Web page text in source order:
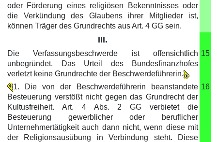
oder Förderung eines religiösen Bekenntnisses oder
die Verkündung des Glaubens ihrer Mitglieder ist,
können Träger des Grundrechts aus Art. 4 GG sein.
III.
Die Verfassungsbeschwerde ist offensichtlich
unbegründet. Das Urteil des Bundesfinanzhofes
verletzt keine Grundrechte der Beschwerdeführerin.
15
1. Die von der Beschwerdeführerin beanstandete
Besteuerung verstößt nicht gegen das Grundrecht der
Kultusfreiheit. Art. 4 Abs. 2 GG verbietet die
Besteuerung gewerblicher oder beruflicher
Unternehmertätigkeit auch dann nicht, wenn diese mit
der Religionsausübung in Verbindung steht. Diese
16